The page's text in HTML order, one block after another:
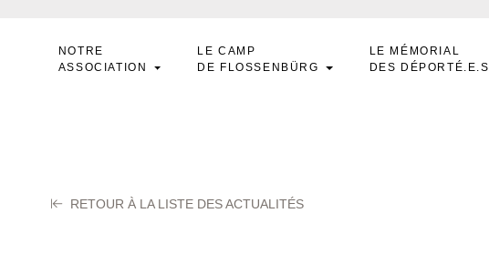
NOTRE
ASSOCIATION
LE CAMP
DE FLOSSENBÜRG
LE MÉMORIAL
DES DÉPORTÉ.E.S
RETOUR À LA LISTE DES ACTUALITÉS